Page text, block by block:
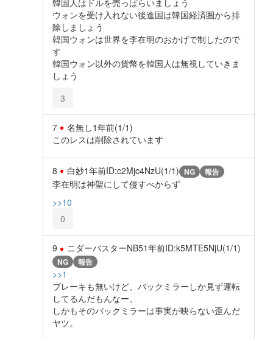
ウォンを受け入れない後進国は韓国経済圏から排
除しましょう
韓国ウォンは世界を李在明のおかげで制したので
す
韓国ウォン以外の貨幣を韓国人は無視していきま
しょう
3
7 名無し1年前(1/1)
このレスは削除されています
8 白妙1年前ID:c2Mjc4NzU(1/1) NG 報告
李在明は神聖にして侵すべからず
>>10
0
9 ニダーバスターNB51年前ID:k5MTE5NjU(1/1)
NG 報告
>>1
ブレーキも無いけど、バックミラーしか見ず運転
してるんだもんなー。
しかもそのバックミラーは事実が映らない歪んだ
ヤツ。